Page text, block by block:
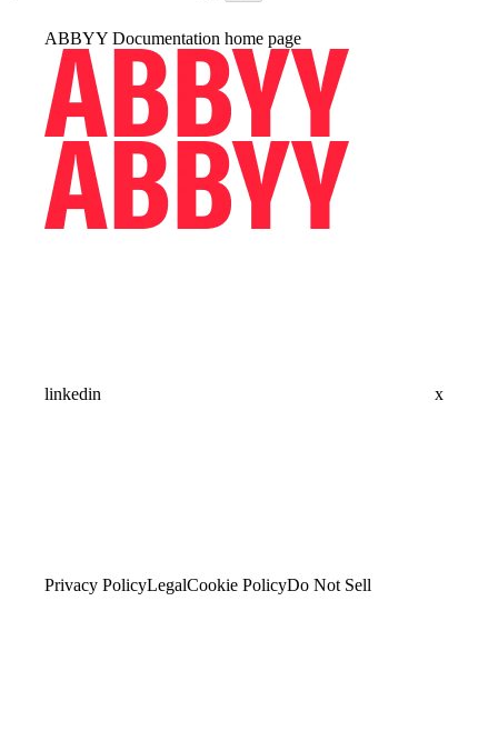
ABBYY Documentation home page
linkedin x
Privacy PolicyLegalCookie PolicyDo Not Sell